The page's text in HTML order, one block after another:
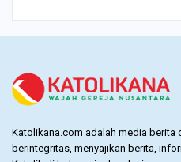
Katolikana.com adalah media berita
berintegritas, menyajikan berita,